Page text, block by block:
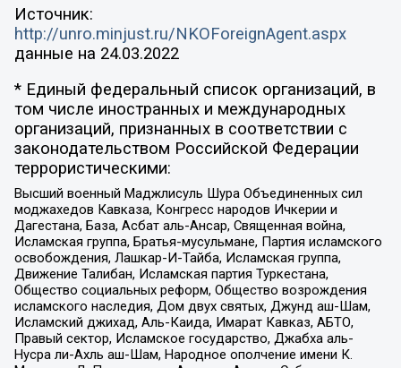
Источник:
http://unro.minjust.ru/NKOForeignAgent.aspx
данные на 24.03.2022
* Единый федеральный список организаций, в
том числе иностранных и международных
организаций, признанных в соответствии с
законодательством Российской Федерации
террористическими:
Высший военный Маджлисуль Шура Объединенных сил
моджахедов Кавказа, Конгресс народов Ичкерии и
Дагестана, База, Асбат аль-Ансар, Священная война,
Исламская группа, Братья-мусульмане, Партия исламского
освобождения, Лашкар-И-Тайба, Исламская группа,
Движение Талибан, Исламская партия Туркестана,
Общество социальных реформ, Общество возрождения
исламского наследия, Дом двух святых, Джунд аш-Шам,
Исламский джихад, Аль-Каида, Имарат Кавказ, АБТО,
Правый сектор, Исламское государство, Джабха аль-
Нусра ли-Ахль аш-Шам, Народное ополчение имени К.